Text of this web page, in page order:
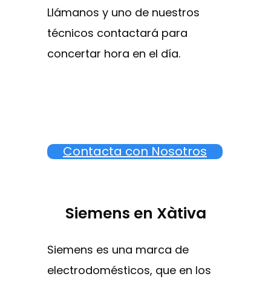
Llámanos y uno de nuestros
técnicos contactará para
concertar hora en el día.
Contacta con Nosotros
Siemens en Xàtiva
Siemens es una marca de
electrodomésticos, que en los